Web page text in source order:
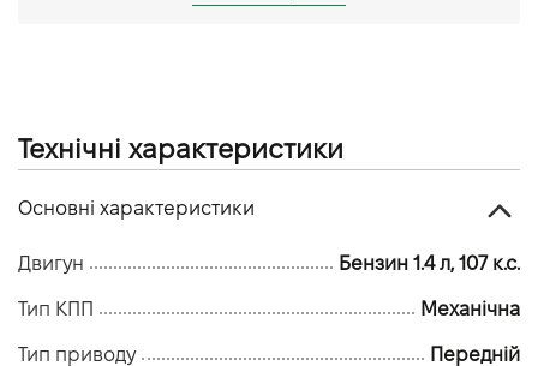
Технічні характеристики
Основні характеристики
Двигун Бензин 1.4 л, 107 к.с.
Тип КПП Механічна
Тип приводу Передній